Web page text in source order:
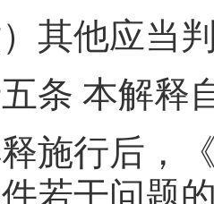
他应当判
本解释自
行后，《
若干问题